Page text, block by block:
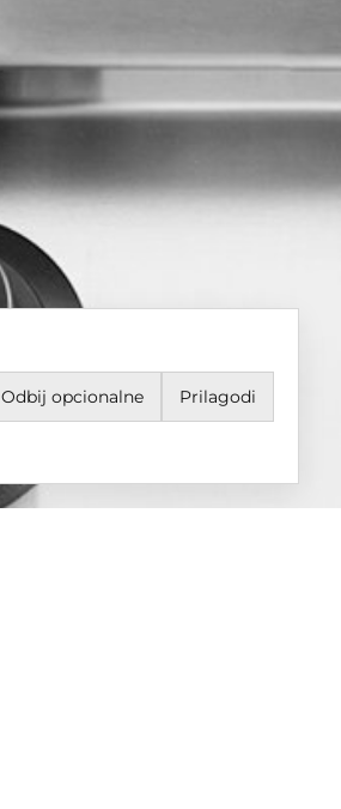
Odbij opcionalne Prilagodi